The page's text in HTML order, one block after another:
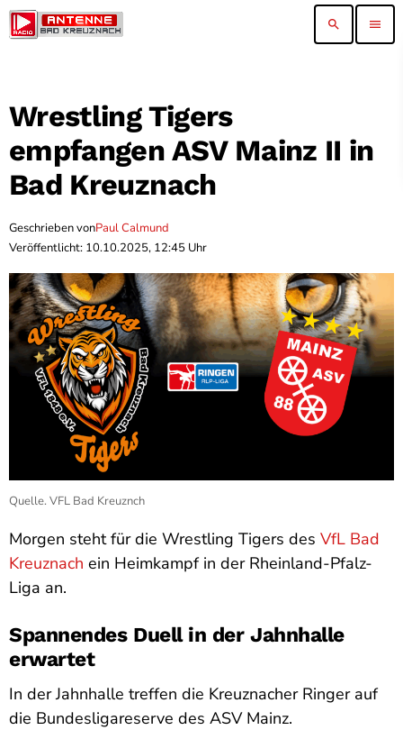
search menu
Wrestling Tigers
empfangen ASV Mainz II in
Bad Kreuznach
Geschrieben vonPaul Calmund
Veröffentlicht: 10.10.2025, 12:45 Uhr
Quelle. VFL Bad Kreuznch
Morgen steht für die Wrestling Tigers des VfL Bad
Kreuznach ein Heimkampf in der Rheinland-Pfalz-
Liga an.
Spannendes Duell in der Jahnhalle
erwartet
In der Jahnhalle treffen die Kreuznacher Ringer auf
die Bundesligareserve des ASV Mainz.